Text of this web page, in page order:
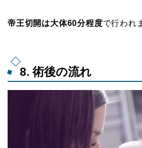
帝王切開は大体60分程度で行われ
8. 術後の流れ